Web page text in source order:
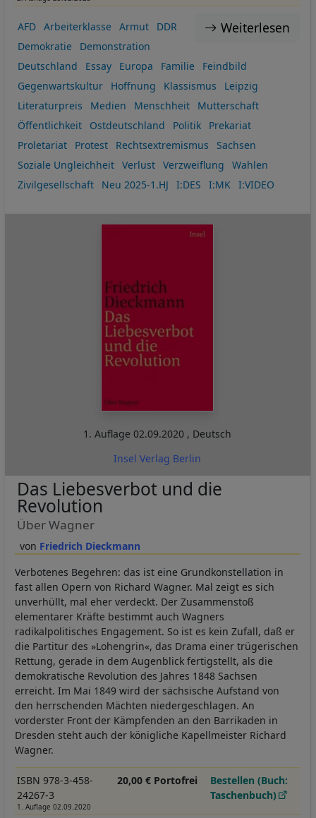
Weiterlesen
AFD Arbeiterklasse Armut
DDR
Demokratie
Demonstration
Deutschland
Essay Europa Familie
Feindbild
Gegenwartskultur
Hoffnung Klassismus
Leipzig
Literaturpreis
Medien Menschheit
Mutterschaft
Öffentlichkeit
Ostdeutschland Politik
Prekariat
Proletariat
Protest Rechtsextremismus
Sachsen
Soziale Ungleichheit
Verlust Verzweiflung
Wahlen
Zivilgesellschaft
Neu 2025-1.HJ I:DES I:MK I:VIDEO
1. Auflage02.09.2020 , Deutsch
Insel Verlag Berlin
Friedrich Dieckmann
Das Liebesverbot und die
Revolution
Über Wagner
Verbotenes Begehren: das ist eine Grundkonstellation in
fast allen Opern von Richard Wagner. Mal zeigt es sich
unverhüllt, mal eher verdeckt. Der Zusammenstoß
elementarer Kräfte bestimmt auch Wagners
radikalpolitisches Engagement. So ist es kein Zufall, daß er
die Partitur des »Lohengrin«, das Drama einer trügerischen
Rettung, gerade in dem Augenblick fertigstellt, als die
demokratische Revolution des Jahres 1848 Sachsen
erreicht. Im Mai 1849 wird der sächsische Aufstand von
den herrschenden Mächten niedergeschlagen. An
vorderster Front der Kämpfenden an den Barrikaden in
Dresden steht auch der königliche Kapellmeister Richard
Wagner.
ISBN 978-3-458-
24267-3
1. Auflage 02.09.2020
20,00 € Portofrei
Bestellen (Buch:
Taschenbuch)